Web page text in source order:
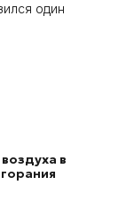
один
в